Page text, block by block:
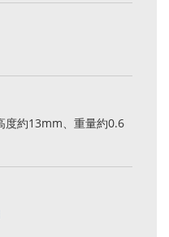
度約13mm、重量約0.6